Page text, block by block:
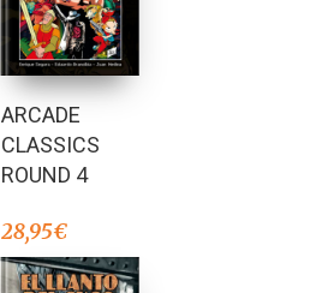
ARCADE
CLASSICS
ROUND 4
28,95€